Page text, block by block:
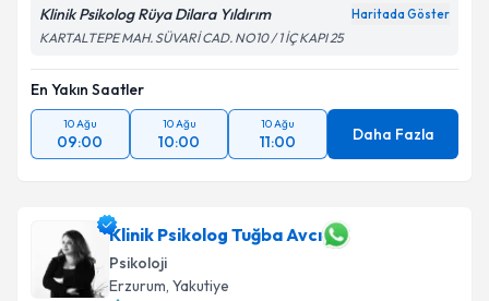
Klinik Psikolog Rüya Dilara Yıldırım Haritada Göster
KARTALTEPE MAH. SÜVARİ CAD. NO10 / 1 İÇ KAPI 25
En Yakın Saatler
10 Ağu
09:00
10 Ağu
10:00
10 Ağu
11:00 Daha Fazla
Klinik Psikolog Tuğba Avcı
Psikoloji
Erzurum, Yakutiye